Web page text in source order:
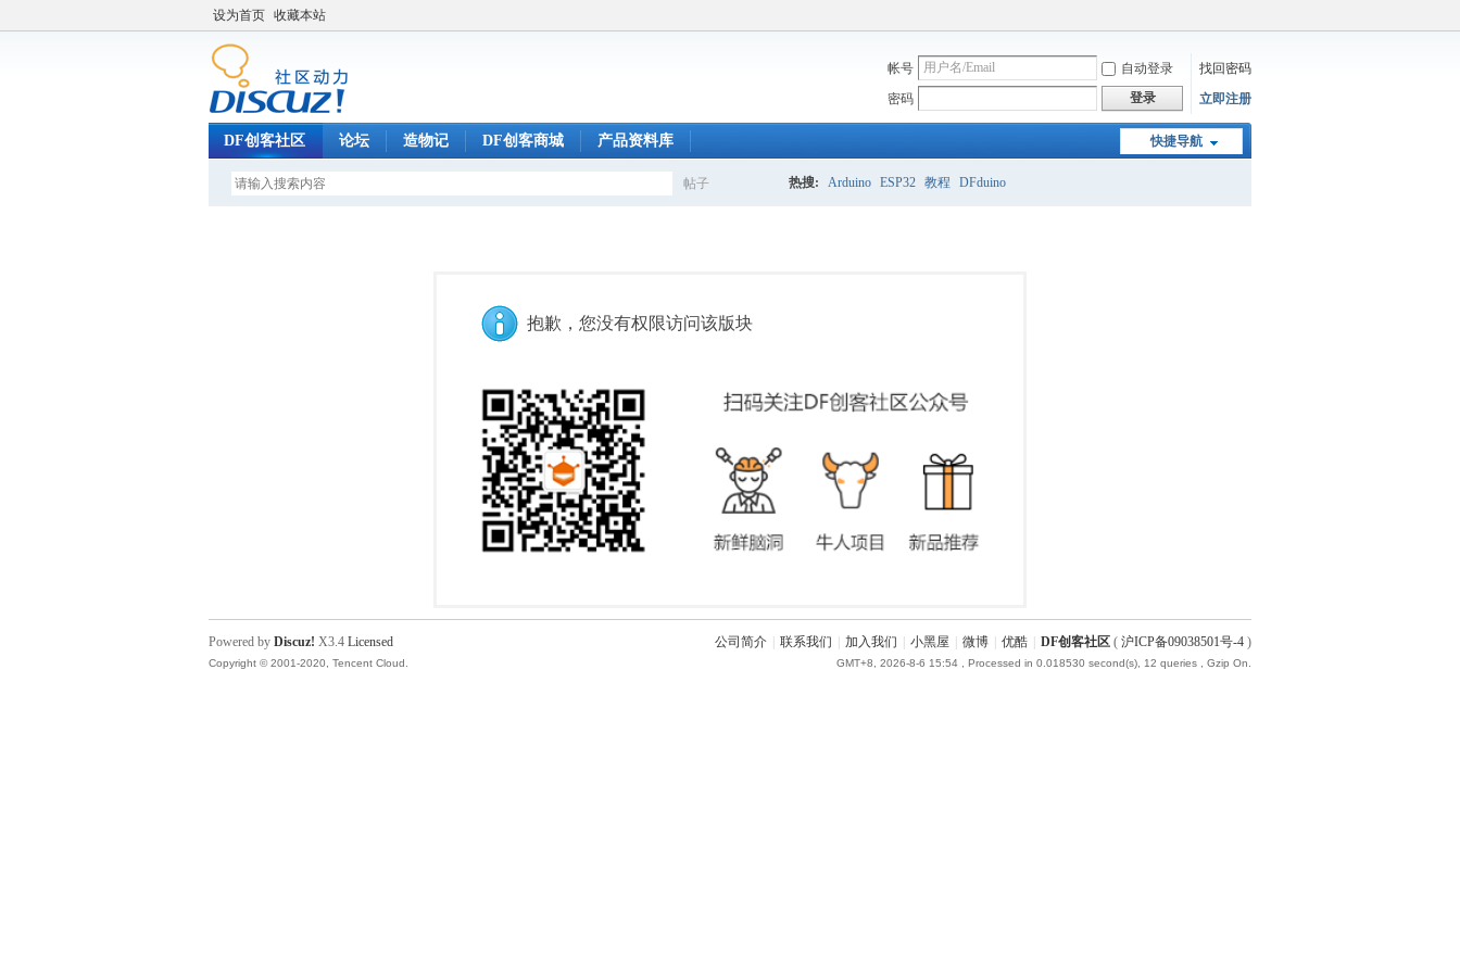
设为首页 收藏本站
帐号 自动登录
找回密码
密码
登录 立即注册
快捷导航
DF创客社区 论坛 造物记 DF创客商城 产品资料库
帖子 热搜: Arduino ESP32 教程 DFduino
抱歉，您没有权限访问该版块
公司简介 联系我们 加入我们 小黑屋 微博 优酷 DF创客社区 ( 沪ICP备09038501号-4 )
GMT+8, 2026-8-6 15:54 , Processed in 0.018530 second(s), 12 queries , Gzip On.
Powered by Discuz! X3.4 Licensed
Copyright © 2001-2020, Tencent Cloud.